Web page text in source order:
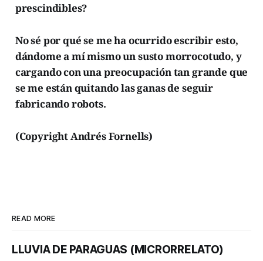
prescindibles?
No sé por qué se me ha ocurrido escribir esto,
dándome a mí mismo un susto morrocotudo, y
cargando con una preocupación tan grande que
se me están quitando las ganas de seguir
fabricando robots.
(Copyright Andrés Fornells)
READ MORE
LLUVIA DE PARAGUAS (MICRORRELATO)